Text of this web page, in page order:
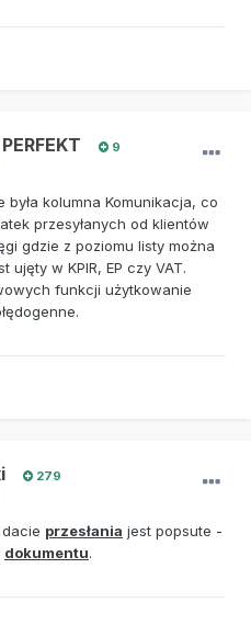
9
kolumna Komunikacja, co
przesyłanych od klientów
gdzie z poziomu listy można
ujęty w KPIR, EP czy VAT.
funkcji użytkowanie
279
przesłania jest popsute -
dokumentu.